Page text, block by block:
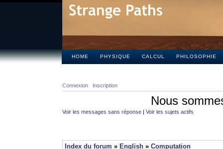
HOME PHYSIQUE CALCUL PHILOSOPHIE
Connexion Inscription
Nous
Voir les messages sans réponse | Voir les sujets actifs
Index du forum » English » Computation